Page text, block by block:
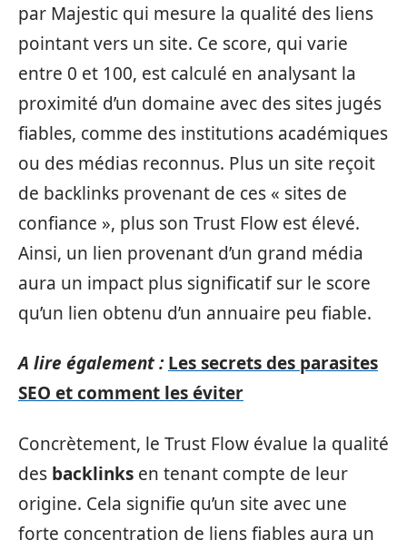
par Majestic qui mesure la qualité des liens
pointant vers un site. Ce score, qui varie
entre 0 et 100, est calculé en analysant la
proximité d’un domaine avec des sites jugés
fiables, comme des institutions académiques
ou des médias reconnus. Plus un site reçoit
de backlinks provenant de ces « sites de
confiance », plus son Trust Flow est élevé.
Ainsi, un lien provenant d’un grand média
aura un impact plus significatif sur le score
qu’un lien obtenu d’un annuaire peu fiable.
A lire également : Les secrets des parasites
SEO et comment les éviter
Concrètement, le Trust Flow évalue la qualité
des backlinks en tenant compte de leur
origine. Cela signifie qu’un site avec une
forte concentration de liens fiables aura un